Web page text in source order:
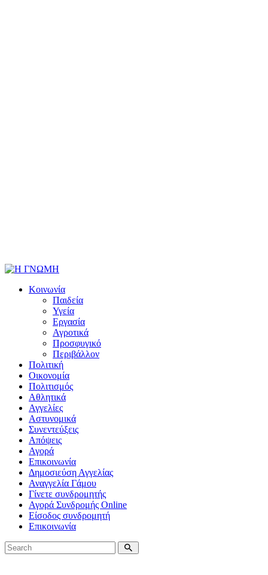
Κοινωνία
Παιδεία
Υγεία
Εργασία
Αγροτικά
Προσφυγικό
Περιβάλλον
Πολιτική
Οικονομία
Πολιτισμός
Αθλητικά
Αγγελίες
Αστυνομικά
Συνεντεύξεις
Απόψεις
Αγορά
Επικοινωνία
Δημοσιεύση Αγγελίας
Αναγγελία Γάμου
Γίνετε συνδρομητής
Αγορά Συνδρομής Online
Είσοδος συνδρομητή
Επικοινωνία